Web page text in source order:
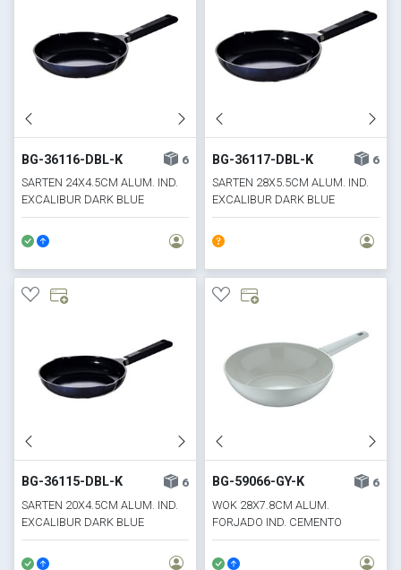
BG-36116-DBL-K
6
SARTEN 24X4.5CM ALUM. IND.
EXCALIBUR DARK BLUE
BG-36117-DBL-K
6
SARTEN 28X5.5CM ALUM. IND.
EXCALIBUR DARK BLUE
BG-36115-DBL-K
6
SARTEN 20X4.5CM ALUM. IND.
EXCALIBUR DARK BLUE
BG-59066-GY-K
6
WOK 28X7.8CM ALUM.
FORJADO IND. CEMENTO